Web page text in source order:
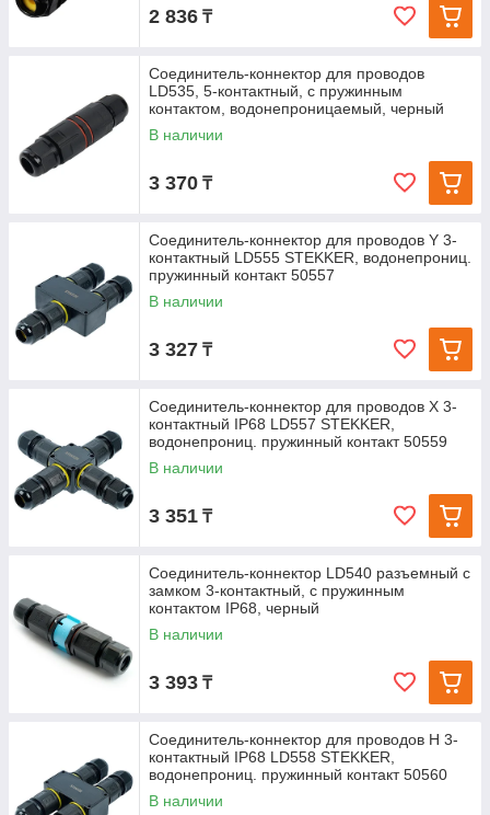
2 836 ₸
Соединитель-коннектор для проводов
LD535, 5-контактный, с пружинным
контактом, водонепроницаемый, черный
В наличии
3 370 ₸
Соединитель-коннектор для проводов Y 3-
контактный LD555 STEKKER, водонепрониц.
пружинный контакт 50557
В наличии
3 327 ₸
Соединитель-коннектор для проводов X 3-
контактный IP68 LD557 STEKKER,
водонепрониц. пружинный контакт 50559
В наличии
3 351 ₸
Соединитель-коннектор LD540 разъемный с
замком 3-контактный, с пружинным
контактом IP68, черный
В наличии
3 393 ₸
Соединитель-коннектор для проводов H 3-
контактный IP68 LD558 STEKKER,
водонепрониц. пружинный контакт 50560
В наличии